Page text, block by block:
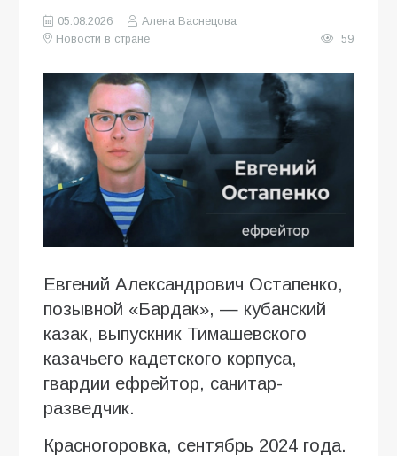
05.08.2026
Алена Васнецова
Новости в стране
59
Евгений Александрович Остапенко,
позывной «Бардак», — кубанский
казак, выпускник Тимашевского
казачьего кадетского корпуса,
гвардии ефрейтор, санитар-
разведчик.
Красногоровка, сентябрь 2024 года.